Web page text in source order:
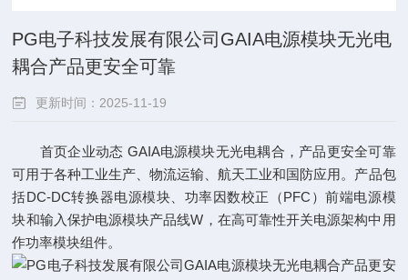
PG电子科技发展有限公司GAIA电源模块无光电
耦合产品更安全可靠
更新时间：2025-11-19
点击次数：
首页企业动态 GAIA电源模块无光电耦合，产品更安全可靠
可用于各种工业生产、物流运输、航天工业和国防应用。产品包
括DC-DC转换器电源模块、功率因数校正（PFC）前端电源模
块和输入保护电源模块产品线W，在高可靠性开关电源架构中用
作功率模块组件。